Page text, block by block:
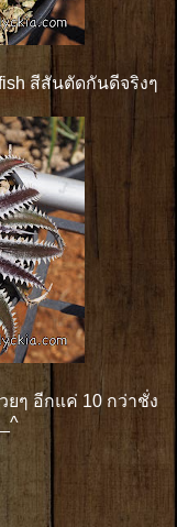
สีสันตัดกันดีจริงๆ
ๆ อีกแค่ 10 กว่าชั่ง